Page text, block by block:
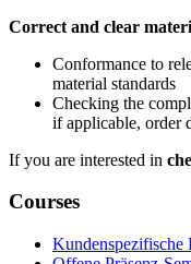
Correct and clear
Conformance to
material standards
Checking the
if applicable, order
If you are interested in
Courses
Kundenspezifische